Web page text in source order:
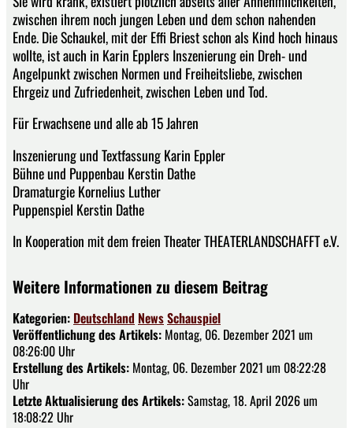
zwischen ihrem noch jungen Leben und dem schon nahenden
Ende. Die Schaukel, mit der Effi Briest schon als Kind hoch hinaus
wollte, ist auch in Karin Epplers Inszenierung ein Dreh- und
Angelpunkt zwischen Normen und Freiheitsliebe, zwischen
Ehrgeiz und Zufriedenheit, zwischen Leben und Tod.
Für Erwachsene und alle ab 15 Jahren
Inszenierung und Textfassung Karin Eppler
Bühne und Puppenbau Kerstin Dathe
Dramaturgie Kornelius Luther
Puppenspiel Kerstin Dathe
In Kooperation mit dem freien Theater THEATERLANDSCHAFFT e.V.
Weitere Informationen zu diesem Beitrag
Kategorien: Deutschland NewsSchauspiel
Veröffentlichung des Artikels: Montag, 06. Dezember 2021 um
08:26:00 Uhr
Erstellung des Artikels: Montag, 06. Dezember 2021 um 08:22:28
Uhr
Letzte Aktualisierung des Artikels:Samstag, 18. April 2026 um
18:08:22 Uhr